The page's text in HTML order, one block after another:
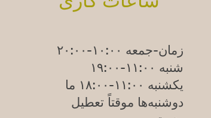
زمان-جمعه ۱۰:۰۰-۲۰:۰۰
شنبه ۱۱:۰۰-۱۹:۰۰
یکشنبه ۱۱:۰۰-۱۸:۰۰
ما
دوشنبه‌ها موقتاً تعطیل